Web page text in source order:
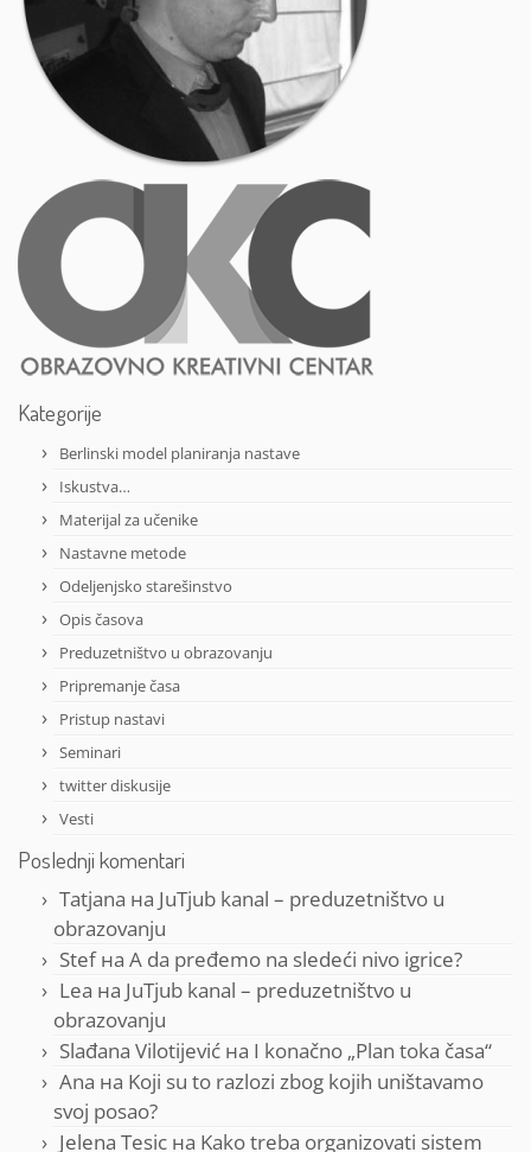
Kategorije
Berlinski model planiranja nastave
Iskustva…
Materijal za učenike
Nastavne metode
Odeljenjsko starešinstvo
Opis časova
Preduzetništvo u obrazovanju
Pripremanje časa
Pristup nastavi
Seminari
twitter diskusije
Vesti
Poslednji komentari
Tatjana на JuTjub kanal – preduzetništvo u
obrazovanju
Stefна A da pređemo na sledeći nivo igrice?
Lea на JuTjub kanal – preduzetništvo u
obrazovanju
Slađana Vilotijević на I konačno „Plan toka časa“
Ana на Koji su to razlozi zbog kojih uništavamo
svoj posao?
Jelena Tesic на Kako treba organizovati sistem